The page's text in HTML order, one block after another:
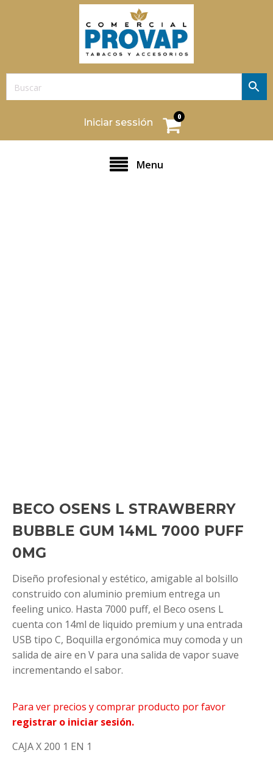
Iniciar sessión 0
Menu
BECO OSENS L STRAWBERRY
BUBBLE GUM 14ML 7000 PUFF
0MG
Diseño profesional y estético, amigable al bolsillo
construido con aluminio premium entrega un
feeling unico. Hasta 7000 puff, el Beco osens L
cuenta con 14ml de liquido premium y una entrada
USB tipo C, Boquilla ergonómica muy comoda y un
salida de aire en V para una salida de vapor suave
incrementando el sabor.
Para ver precios y comprar producto por favor
registrar o iniciar sesión.
CAJA X 200 1 EN 1